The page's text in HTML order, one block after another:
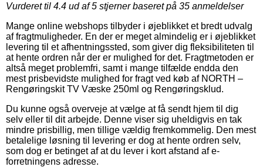
Vurderet til 4.4 ud af 5 stjerner baseret på 35 anmeldelser
Mange online webshops tilbyder i øjeblikket et bredt udvalg
af fragtmuligheder. En der er meget almindelig er i øjeblikket
levering til et afhentningssted, som giver dig fleksibiliteten til
at hente ordren når der er mulighed for det. Fragtmetoden er
altså meget problemfri, samt i mange tilfælde endda den
mest prisbevidste mulighed for fragt ved køb af NORTH –
Rengøringskit TV Væske 250ml og Rengøringsklud.
Du kunne også overveje at vælge at få sendt hjem til dig
selv eller til dit arbejde. Denne viser sig uheldigvis en tak
mindre prisbillig, men tillige vældig fremkommelig. Den mest
betalelige løsning til levering er dog at hente ordren selv,
som dog er betinget af at du lever i kort afstand af e-
forretningens adresse.